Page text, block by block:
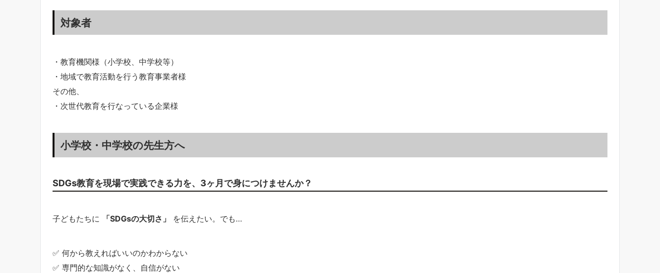
対象者
・教育機関様（小学校、中学校等）
・地域で教育活動を行う教育事業者様
その他、
・次世代教育を行なっている企業様
小学校・中学校の先生方へ
SDGs教育を現場で実践できる力を、3ヶ月で身につけませんか？
子どもたちに 「SDGsの大切さ」 を伝えたい。でも…
✅ 何から教えればいいのかわからない
✅ 専門的な知識がなく、自信がない